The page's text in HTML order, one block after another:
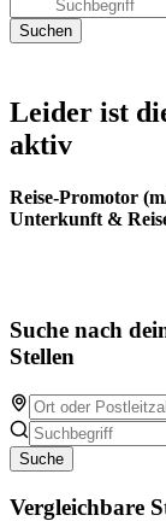
Leider ist
aktiv
Reise-Promotor
Unterkunft &
Suche nach
Stellen
Suche
Vergleichbare